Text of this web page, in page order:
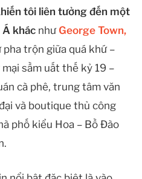
tôi liên tưởng đến một
khác như George Town,
pha trộn giữa quá khứ –
sầm uất thế kỷ 19 –
cà phê, trung tâm văn
và boutique thủ công
phố kiểu Hoa – Bồ Đào